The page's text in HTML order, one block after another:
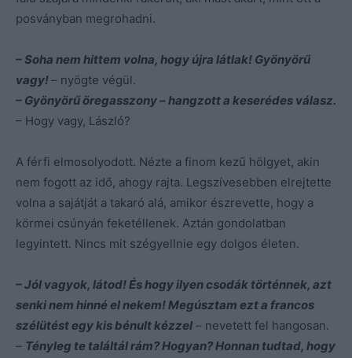
posványban megrohadni.
– Soha nem hittem volna, hogy újra látlak! Gyönyörű
vagy!– nyögte végül.
– Gyönyörű öregasszony – hangzott a keserédes válasz.
– Hogy vagy, László?
A férfi elmosolyodott. Nézte a finom kezű hölgyet, akin
nem fogott az idő, ahogy rajta. Legszívesebben elrejtette
volna a sajátját a takaró alá, amikor észrevette, hogy a
körmei csúnyán feketéllenek. Aztán gondolatban
legyintett. Nincs mit szégyellnie egy dolgos életen.
– Jól vagyok, látod! És hogy ilyen csodák történnek, azt
senki nem hinné el nekem! Megúsztam ezt a francos
szélütést egy kis bénult kézzel – nevetett fel hangosan.
– Tényleg te találtál rám? Hogyan? Honnan tudtad, hogy